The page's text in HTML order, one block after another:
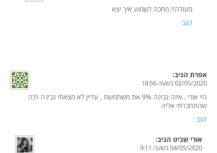
מעולה!! מחכה לשמוע איך יצא
הגב
אפרת הגיב:
02/05/2020 בשעה 18:56
היי אורי , איזה גבינה 9% את משתמשת , עדיין לא מצאתי גבינה רכה
שהתחברתי אליה
הגב
אורי שביט הגיב:
04/05/2020 בשעה 9:11